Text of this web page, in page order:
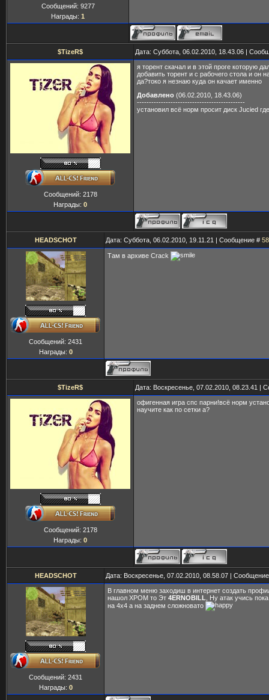
Сообщений: 9277
Награды: 1
$TizeR$ Дата: Суббота, 06.02.2010, 18.43.06 |
Сообщений: 2178
Награды: 0
я торент скачал и в этой проге которую
добавить торент и с рабочего стола и он
да?токо я незнаю куда он качает именно
Добавлено (06.02.2010, 18.43.06)
---------------------------------------------
установил всё норм просит диск Jucied
HEADSCHOT Дата: Суббота, 06.02.2010, 19.11.21 | Сообщение # 58
Сообщений: 2431
Награды: 0
Там в архиве Crack
$TizeR$ Дата: Воскресенье, 07.02.2010, 08.23.41 |
Сообщений: 2178
Награды: 0
офигенная игра спс парни!всё норм
научите как по сетки а?
HEADSCHOT Дата: Воскресенье, 07.02.2010, 08.58.07 |
Сообщений: 2431
Награды: 0
В главном меню заходиш в интернет создать
нашол XPOM то Эт 4ERNOBILL , Ну атак учись
на 4х4 а на заднем сложновато